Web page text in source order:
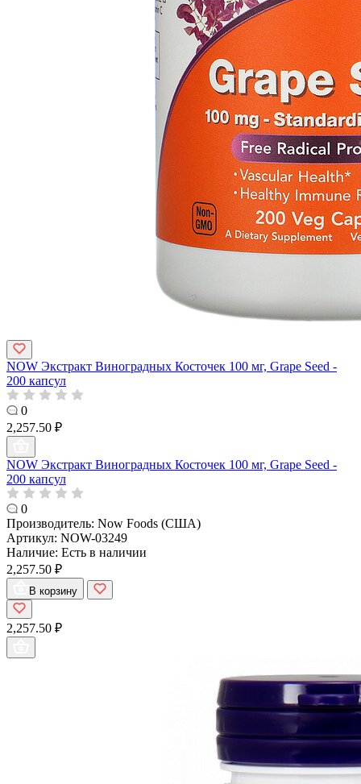
NOW Экстракт Виноградных Косточек 100 мг, Grape Seed -
200 капсул
0
2,257.50 ₽
NOW Экстракт Виноградных Косточек 100 мг, Grape Seed -
200 капсул
0
Производитель: Now Foods (США)
Артикул: NOW-03249
Наличие: Есть в наличии
2,257.50 ₽
В корзину
2,257.50 ₽